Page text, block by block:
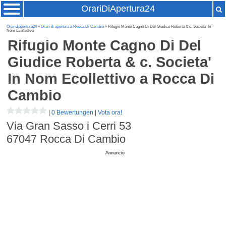
OrariDiApertura24
Oraridiapertura24»Orari di apertura a Rocca Di Cambio » Rifugio Monte Cagno Di Del Giudice Roberta & c. Societa' In
Nom Ecollettivo
Rifugio Monte Cagno Di Del
Giudice Roberta & c. Societa'
In Nom Ecollettivo a Rocca Di
Cambio
|0 Bewertungen |Vota ora!
Via Gran Sasso i Cerri 53
67047 Rocca Di Cambio
Annuncio